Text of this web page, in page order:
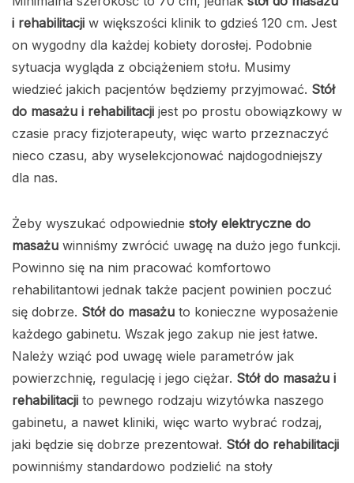
i rehabilitacji w większości klinik to gdzieś 120 cm. Jest
on wygodny dla każdej kobiety dorosłej. Podobnie
sytuacja wygląda z obciążeniem stołu. Musimy
wiedzieć jakich pacjentów będziemy przyjmować. Stół
do masażu i rehabilitacji jest po prostu obowiązkowy w
czasie pracy fizjoterapeuty, więc warto przeznaczyć
nieco czasu, aby wyselekcjonować najdogodniejszy
dla nas.
Żeby wyszukać odpowiednie stoły elektryczne do
masażu winniśmy zwrócić uwagę na dużo jego funkcji.
Powinno się na nim pracować komfortowo
rehabilitantowi jednak także pacjent powinien poczuć
się dobrze. Stół do masażu to konieczne wyposażenie
każdego gabinetu. Wszak jego zakup nie jest łatwe.
Należy wziąć pod uwagę wiele parametrów jak
powierzchnię, regulację i jego ciężar. Stół do masażu i
rehabilitacji to pewnego rodzaju wizytówka naszego
gabinetu, a nawet kliniki, więc warto wybrać rodzaj,
jaki będzie się dobrze prezentował. Stół do rehabilitacji
powinniśmy standardowo podzielić na stoły